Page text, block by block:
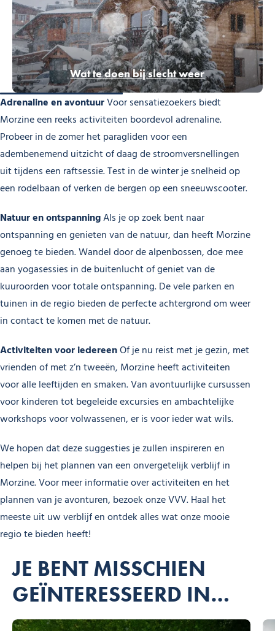
Wat te doen bij slecht weer
Adrenaline en avontuurVoor sensatiezoekers biedt
Morzine een reeks activiteiten boordevol adrenaline.
Probeer in de zomer het paragliden voor een
adembenemend uitzicht of daag de stroomversnellingen
uit tijdens een raftsessie. Test in de winter je snelheid op
een rodelbaan of verken de bergen op een sneeuwscooter.
Natuur en ontspanningAls je op zoek bent naar
ontspanning en genieten van de natuur, dan heeft Morzine
genoeg te bieden. Wandel door de alpenbossen, doe mee
aan yogasessies in de buitenlucht of geniet van de
kuuroorden voor totale ontspanning. De vele parken en
tuinen in de regio bieden de perfecte achtergrond om weer
in contact te komen met de natuur.
Activiteiten voor iedereenOf je nu reist met je gezin, met
vrienden of met z’n tweeën, Morzine heeft activiteiten
voor alle leeftijden en smaken. Van avontuurlijke cursussen
voor kinderen tot begeleide excursies en ambachtelijke
workshops voor volwassenen, er is voor ieder wat wils.
We hopen dat deze suggesties je zullen inspireren en
helpen bij het plannen van een onvergetelijk verblijf in
Morzine. Voor meer informatie over activiteiten en het
plannen van je avonturen, bezoek onze VVV. Haal het
meeste uit uw verblijf en ontdek alles wat onze mooie
regio te bieden heeft!
JE BENT MISSCHIEN
GEÏNTERESSEERD IN…